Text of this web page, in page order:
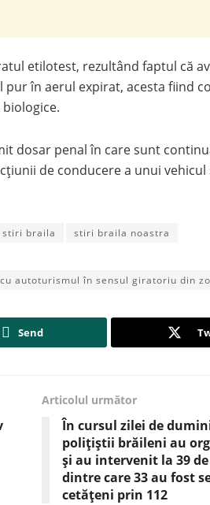
etilotest, rezultând faptul că
pur în aerul expirat, acesta fiind
dosar penal în care sunt
de conducere a unui vehicul
stiri braila
stiri braila noastra
autoturismul în sensul giratoriu din
Send
Articolul următor
În cursul zilei de
polițiștii brăileni au
și au intervenit la 39
dintre care 33 au fost
cetățeni prin 112